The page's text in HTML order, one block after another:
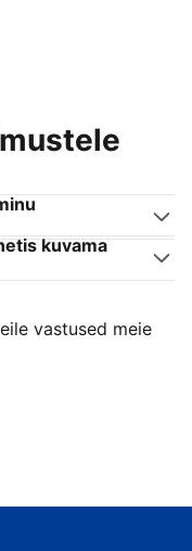
kuvama
vastused meie